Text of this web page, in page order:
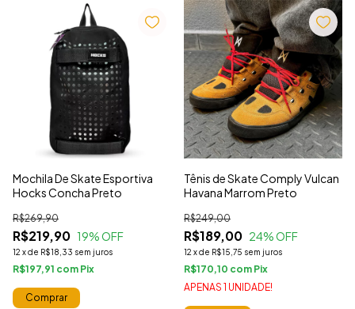
Mochila De Skate Esportiva
Hocks Concha Preto
R$219,90
R$269,90
19% OFF
12 xde R$18,33 sem juros
R$197,91 com
Tênis de Skate Comply Vulcan
Havana Marrom Preto
R$189,00
R$249,00
24% OFF
12 xde R$15,75 sem juros
R$170,10 com
APENAS 1 UNIDADE!